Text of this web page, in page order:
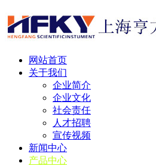
网站首页
关于我们
企业简介
企业文化
社会责任
人才招聘
宣传视频
新闻中心
产品中心